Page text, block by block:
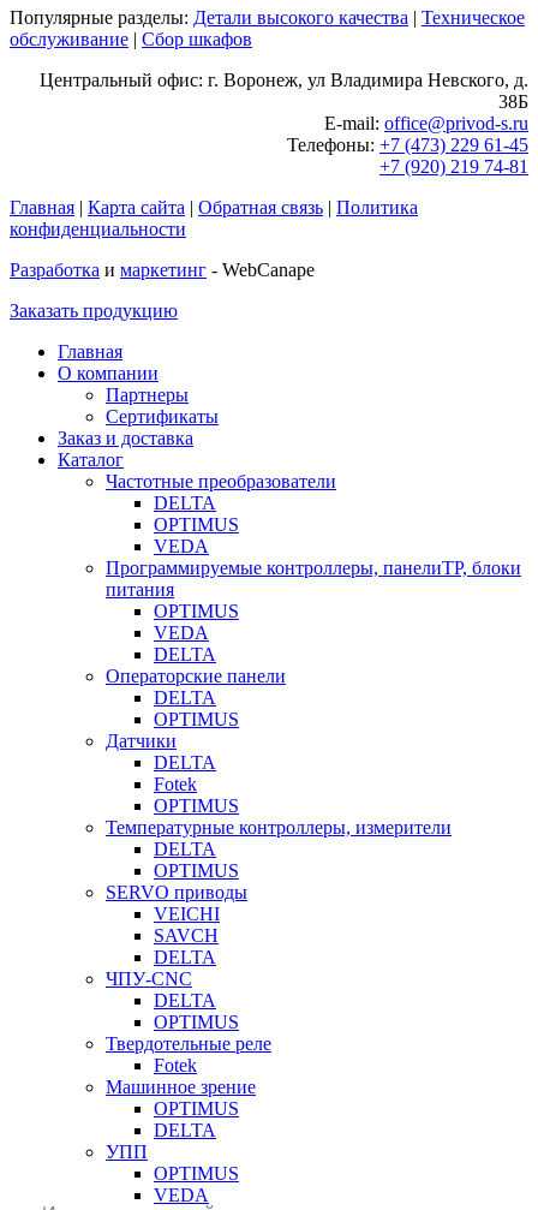
Популярные разделы: Детали высокого качества | Техническое
обслуживание | Сбор шкафов
Центральный офис: г. Воронеж, ул Владимира Невского, д.
38Б
E-mail: office@privod-s.ru
Телефоны: +7 (473) 229 61-45
+7 (920) 219 74-81
Главная | Карта сайта | Обратная связь | Политика
конфиденциальности
Разработка и маркетинг - WebCanape
Заказать продукцию
Главная
О компании
Партнеры
Сертификаты
Заказ и доставка
Каталог
Частотные преобразователи
DELTA
OPTIMUS
VEDA
Программируемые контроллеры, панелиTP, блоки
питания
OPTIMUS
VEDA
DELTA
Операторские панели
DELTA
OPTIMUS
Датчики
DELTA
Fotek
OPTIMUS
Температурные контроллеры, измерители
DELTA
OPTIMUS
SERVO приводы
VEICHI
SAVCH
DELTA
ЧПУ-CNC
DELTA
OPTIMUS
Твердотельные реле
Fotek
Машинное зрение
OPTIMUS
DELTA
УПП
OPTIMUS
VEDA